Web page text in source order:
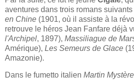
aventures dans trois romans
en Chine (1901, où il assiste à la
retrouve le héros Jean Fanfare déjà
l'Archipel, 1897), Massiliague de
Amérique), Les Semeurs de Glace
Amazonie).
Dans le fumetto italien Martin Mystère